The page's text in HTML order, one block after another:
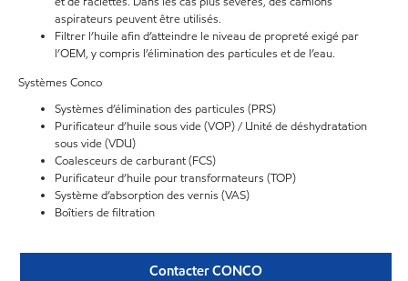
aspirateurs peuvent être utilisés.
Filtrer l’huile afin d’atteindre le niveau de propreté exigé par
l’OEM, y compris l’élimination des particules et de l’eau.
Systèmes Conco
Systèmes d’élimination des particules (PRS)
Purificateur d’huile sous vide (VOP) / Unité de déshydratation
sous vide (VDU)
Coalesceurs de carburant (FCS)
Purificateur d’huile pour transformateurs (TOP)
Système d’absorption des vernis (VAS)
Boîtiers de filtration
Contacter CONCO